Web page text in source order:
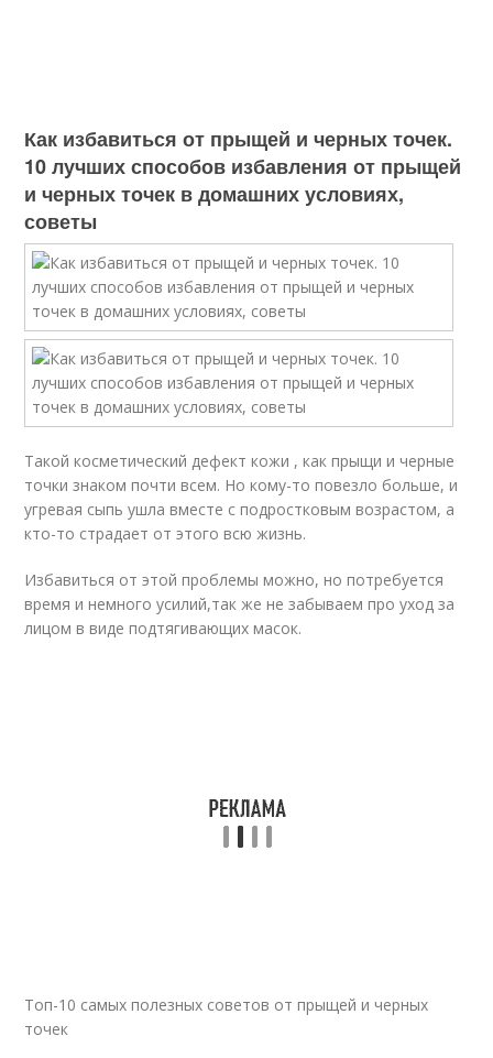
Как избавиться от прыщей и черных точек.
10 лучших способов избавления от прыщей
и черных точек в домашних условиях,
советы
Такой косметический дефект кожи , как прыщи и черные
точки знаком почти всем. Но кому-то повезло больше, и
угревая сыпь ушла вместе с подростковым возрастом, а
кто-то страдает от этого всю жизнь.
Избавиться от этой проблемы можно, но потребуется
время и немного усилий,так же не забываем про уход за
лицом в виде подтягивающих масок.
Топ-10 самых полезных советов от прыщей и черных
точек